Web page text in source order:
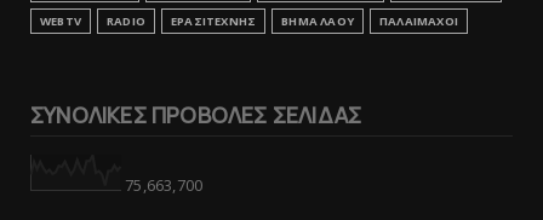
WEBTV
RADIO ΕΡΑΣΙΤΕΧΝΗΣ ΒΗΜΑ ΛΑΟΥ ΠΑΛΑΙΜΑΧΟΙ
ΣΥΝΟΛΙΚΕΣ ΠΡΟΒΟΛΕΣ ΣΕΛΙΔΑΣ
75,663,700